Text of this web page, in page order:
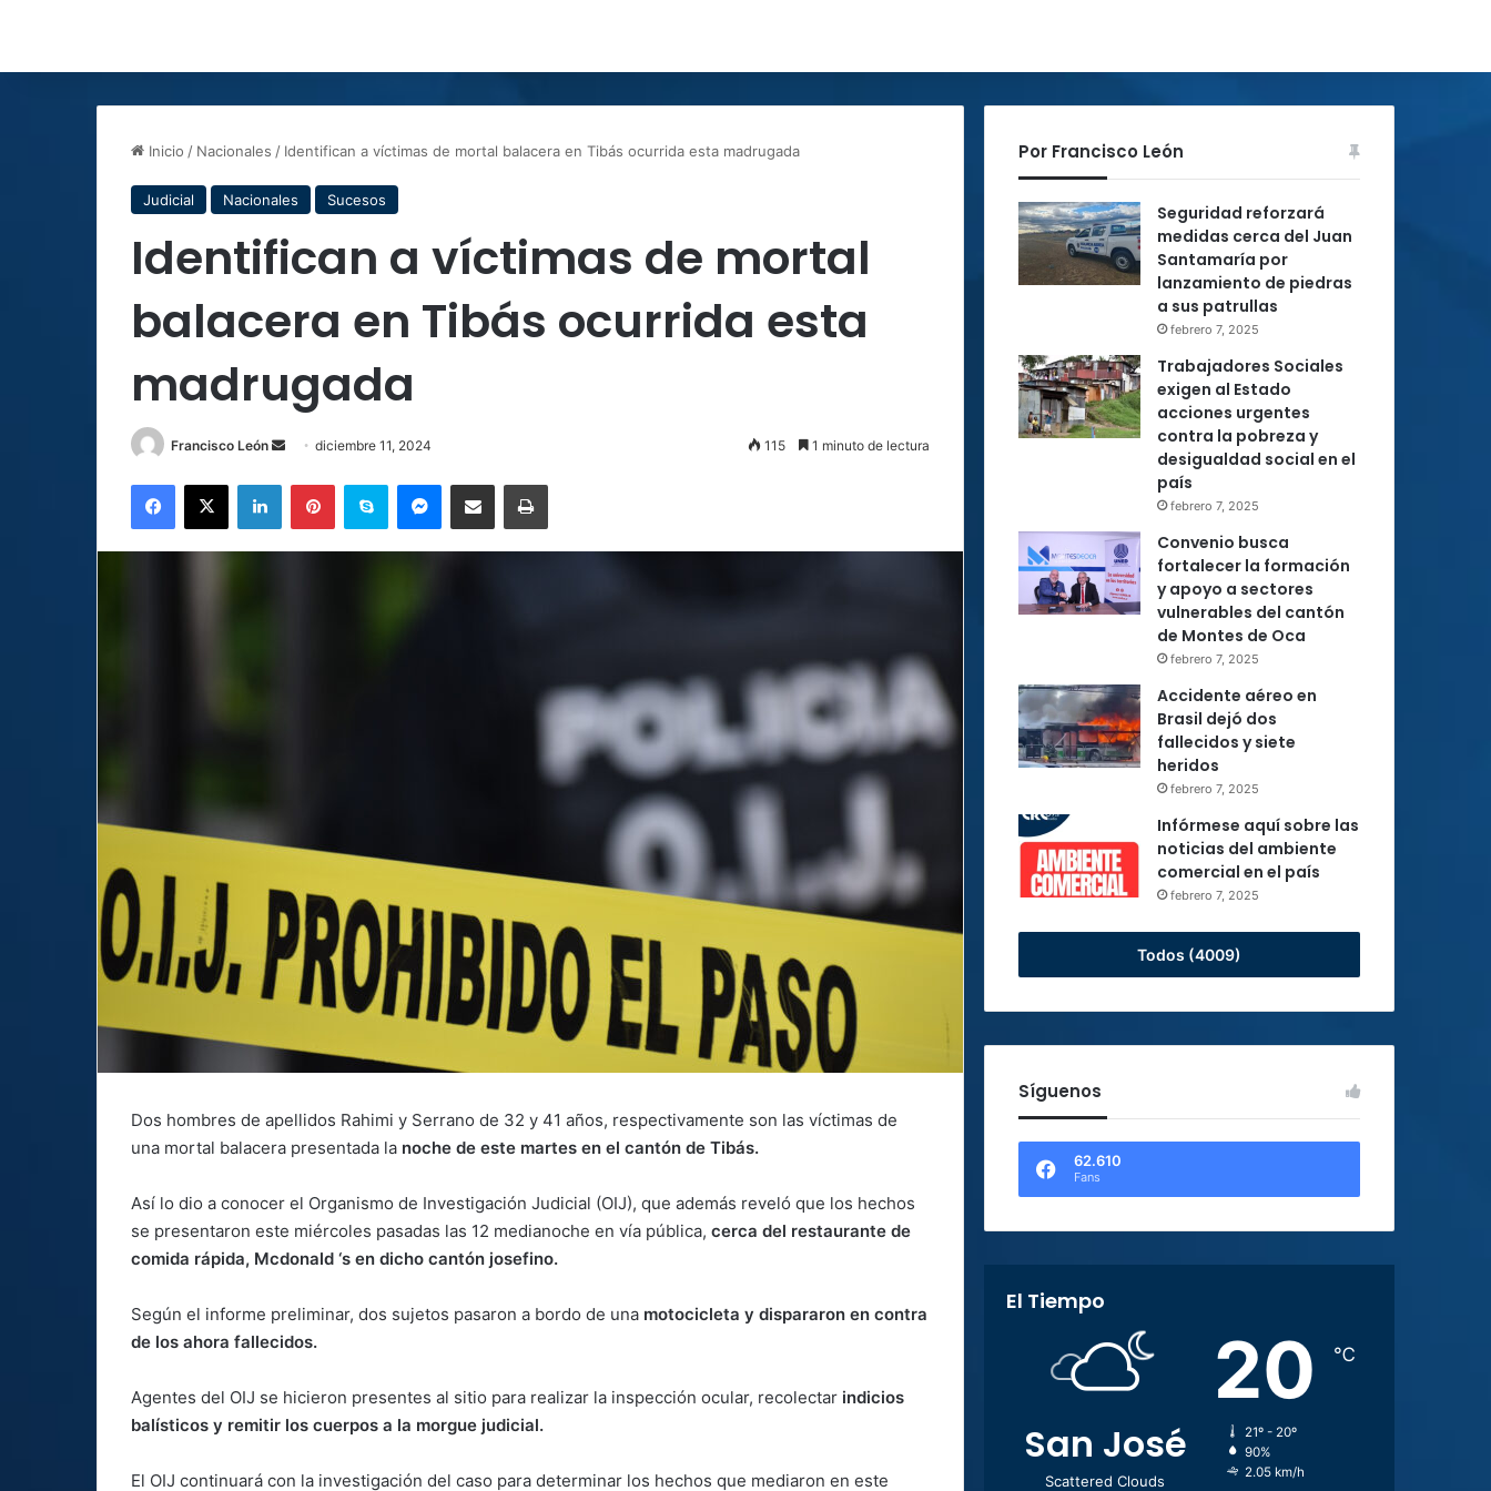
Inicio / Nacionales / Identifican a víctimas de mortal balacera en Tibás ocurrida esta madrugada
Judicial Nacionales Sucesos
Identifican a víctimas de mortal
balacera en Tibás ocurrida esta
madrugada
Francisco León
Send
email
diciembre 11, 2024 115 1 minuto de lectura
Facebook
X LinkedInPinterestSkype MessengerCompartir por correo electrónicoImprimir
Dos hombres de apellidos Rahimi y Serrano de 32 y 41 años, respectivamente son las víctimas de
una mortal balacera presentada la noche de este martes en el cantón de Tibás.
Así lo dio a conocer el Organismo de Investigación Judicial (OIJ), que además reveló que los hechos
se presentaron este miércoles pasadas las 12 medianoche en vía pública, cerca del restaurante de
comida rápida, Mcdonald ‘s en dicho cantón josefino.
Según el informe preliminar, dos sujetos pasaron a bordo de una motocicleta y dispararon en contra
de los ahora fallecidos.
Agentes del OIJ se hicieron presentes al sitio para realizar la inspección ocular, recolectar indicios
balísticos y remitir los cuerpos a la morgue judicial.
El OIJ continuará con la investigación del caso para determinar los hechos que mediaron en este
Por Francisco León
Seguridad reforzará
medidas cerca del Juan
Santamaría por
lanzamiento de piedras
a sus patrullas
febrero 7, 2025
Trabajadores Sociales
exigen al Estado
acciones urgentes
contra la pobreza y
desigualdad social en el
país
febrero 7, 2025
Convenio busca
fortalecer la formación
y apoyo a sectores
vulnerables del cantón
de Montes de Oca
febrero 7, 2025
Accidente aéreo en
Brasil dejó dos
fallecidos y siete
heridos
febrero 7, 2025
Infórmese aquí sobre las
noticias del ambiente
comercial en el país
febrero 7, 2025
Todos (4009)
Síguenos
62.610
Fans
El Tiempo
San José
Scattered Clouds
20 ℃
21º - 20º
90%
2.05 km/h